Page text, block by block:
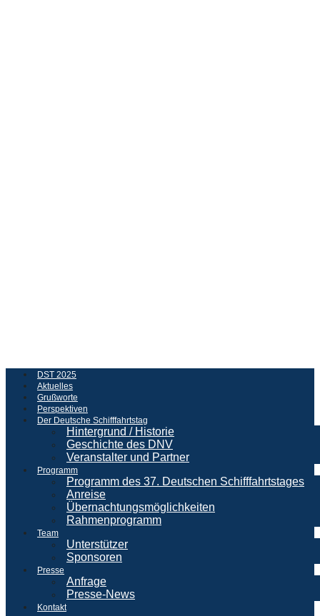
DST 2025
Aktuelles
Grußworte
Perspektiven
Der Deutsche Schifffahrtstag
Hintergrund / Historie
Geschichte des DNV
Veranstalter und Partner
Programm
Programm des 37. Deutschen Schifffahrtstages
Anreise
Übernachtungsmöglichkeiten
Rahmenprogramm
Team
Unterstützer
Sponsoren
Presse
Anfrage
Presse-News
Kontakt